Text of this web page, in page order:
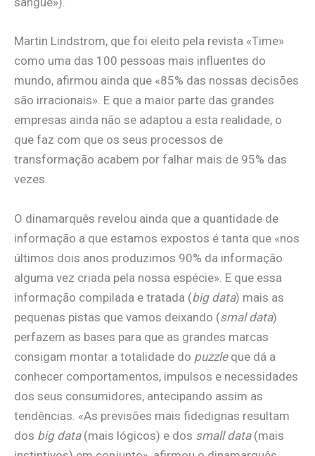
Martin Lindstrom, que foi eleito pela revista «Time»
como uma das 100 pessoas mais influentes do
mundo, afirmou ainda que «85% das nossas decisões
são irracionais». E que a maior parte das grandes
empresas ainda não se adaptou a esta realidade, o
que faz com que os seus processos de
transformação acabem por falhar mais de 95% das
vezes.
O dinamarquês revelou ainda que a quantidade de
informação a que estamos expostos é tanta que «nos
últimos dois anos produzimos 90% da informação
alguma vez criada pela nossa espécie». E que essa
informação compilada e tratada (big data) mais as
pequenas pistas que vamos deixando (smal data)
perfazem as bases para que as grandes marcas
consigam montar a totalidade do puzzleque dá a
conhecer comportamentos, impulsos e necessidades
dos seus consumidores, antecipando assim as
tendências. «As previsões mais fidedignas resultam
dos big data(mais lógicos) e dos small data(mais